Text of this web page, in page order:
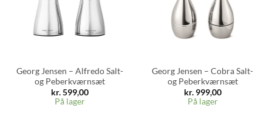
Georg Jensen – Alfredo Salt-
og Peberkværnsæt
kr.599,00
På lager
Georg Jensen – Cobra Salt-
og Peberkværnsæt
kr.999,00
På lager